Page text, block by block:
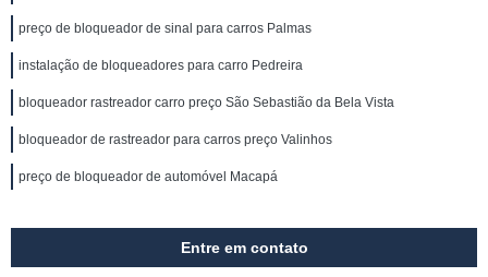
preço de bloqueador de sinal para carros Palmas
instalação de bloqueadores para carro Pedreira
bloqueador rastreador carro preço São Sebastião da Bela Vista
bloqueador de rastreador para carros preço Valinhos
preço de bloqueador de automóvel Macapá
Entre em contato